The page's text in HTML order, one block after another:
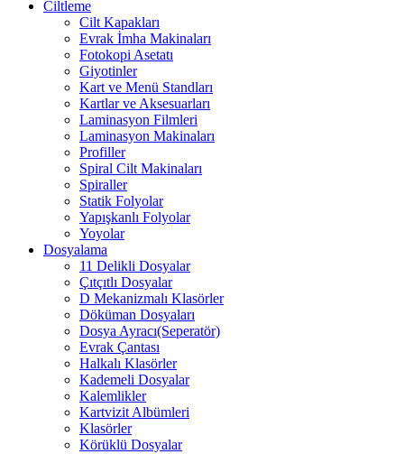
Ciltleme
Cilt Kapakları
Evrak İmha Makinaları
Fotokopi Asetatı
Giyotinler
Kart ve Menü Standları
Kartlar ve Aksesuarları
Laminasyon Filmleri
Laminasyon Makinaları
Profiller
Spiral Cilt Makinaları
Spiraller
Statik Folyolar
Yapışkanlı Folyolar
Yoyolar
Dosyalama
11 Delikli Dosyalar
Çıtçıtlı Dosyalar
D Mekanizmalı Klasörler
Döküman Dosyaları
Dosya Ayracı(Seperatör)
Evrak Çantası
Halkalı Klasörler
Kademeli Dosyalar
Kalemlikler
Kartvizit Albümleri
Klasörler
Körüklü Dosyalar